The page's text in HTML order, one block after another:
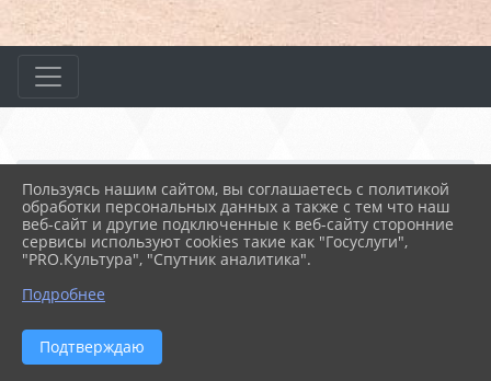
Главная МЕРОПРИЯТИЯ
Новости
Лекция от НПГС «Правов...
17.11.2022 15:30
ЛЕКЦИЯ ОТ НПГС «ПРАВОВОЕ
Пользуясь нашим сайтом, вы соглашаетесь с политикой
обработки персональных данных а также с тем что наш
веб-сайт и другие подключенные к веб-сайту сторонние
сервисы используют cookies такие как "Госуслуги",
"PRO.Культура", "Спутник аналитика".
Подробнее
Подтверждаю